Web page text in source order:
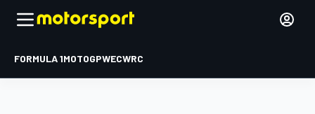
FORMULA 1MOTOGPWECWRC